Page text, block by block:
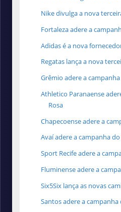
Nike divulga a nova
Fortaleza adere a
Adidas é a nova
Regatas lança a nova
Grêmio adere a
Athletico Paranaense
Rosa
Chapecoense adere a
Avaí adere a campanha
Sport Recife adere a
Fluminense adere a
Six5Six lança as novas
Santos adere a